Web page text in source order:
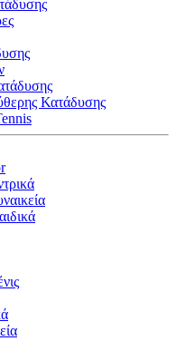
Κατάδυσης